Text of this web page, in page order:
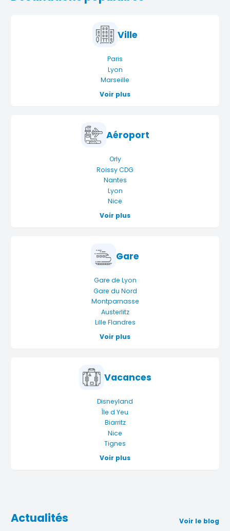
Ville
Paris
Lyon
Marseille
Voir plus
Aéroport
Orly
Roissy CDG
Nantes
Lyon
Nice
Voir plus
Gare
Gare de Lyon
Gare du Nord
Montparnasse
Austerlitz
Lille Flandres
Voir plus
Vacances
Disneyland
Île d Yeu
Biarritz
Nice
Tignes
Voir plus
Actualités Voir le blog